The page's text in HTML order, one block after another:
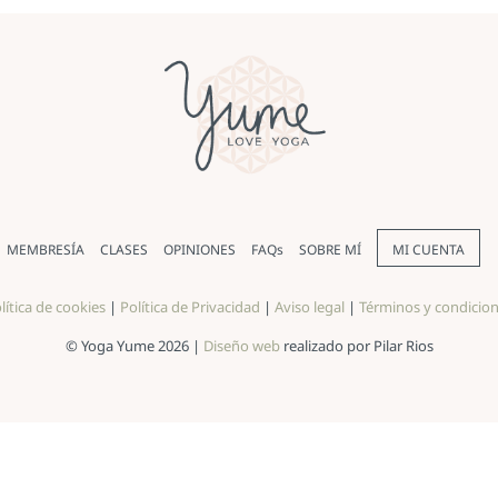
MEMBRESÍA CLASES OPINIONES FAQs SOBRE MÍ MI CUENTA
de cookies | Política de Privacidad | Aviso legal | Términos y
© Yoga Yume 2026 | Diseño webrealizado por Pilar Rios